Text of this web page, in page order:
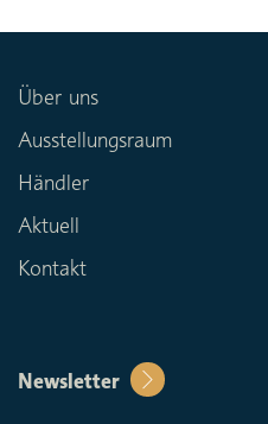
Über uns
Ausstellungsraum
Händler
Aktuell
Kontakt
Newsletter